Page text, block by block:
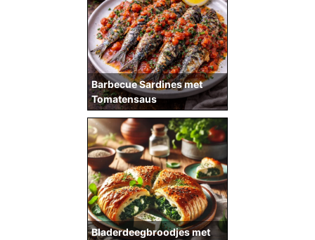
Barbecue Sardines met
Tomatensaus
Bladerdeegbroodjes met